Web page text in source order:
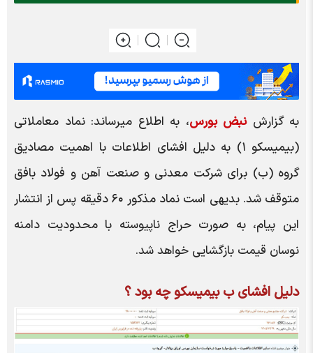
به گزارشنبض بورس، به اطلاع میرساند: نماد معاملاتی
(بیمیسکو ۱) به دلیل افشای اطلاعات با اهمیت مصادیق
گروه (ب) برای شرکت معدنی و صنعت آهن و فولاد بافق
متوقف شد. بدیهی است نماد مذکور ۶۰ دقیقه پس از انتشار
این پیام، به صورت حراج ناپیوسته با محدودیت دامنه
نوسان قیمت بازگشایی خواهد شد.
دلیل افشای ب بیمیسکو چه بود ؟